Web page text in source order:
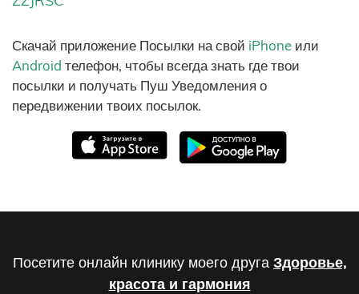
Скачай приложение Посылки на свой iPhone или
Android телефон, чтобы всегда знать где твои
посылки и получать Пуш Уведомления о
передвижении твоих посылок.
Посетите онлайн клинику моего друга Здоровье,
красота и гармония